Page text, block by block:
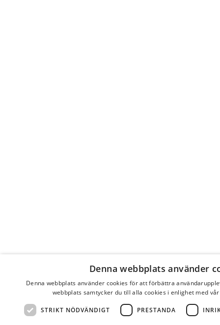
Denna webbplats använder
Denna webbplats använder cookies för att förbättra
webbplats samtycker du till alla cookies i enlighet med
STRIKT NÖDVÄNDIGT PRESTANDA